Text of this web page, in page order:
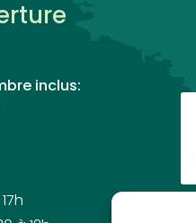
inclus: